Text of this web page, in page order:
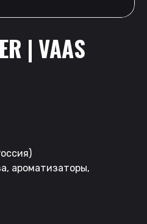
| VAAS
ароматизаторы,